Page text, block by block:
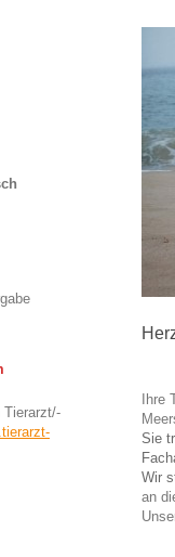
Ihre
Sie
Wir
an
Tierarzt/-